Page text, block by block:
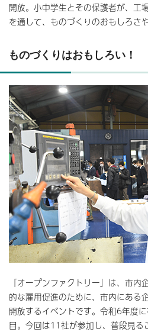
開放。小中学生とその保護者が、工
を通して、ものづくりのおもしろさ
ものづくりはおもしろい！
「オープンファクトリー」は、市
的な雇用促進のために、市内にある
開放するイベントです。令和6年度
目。今回は11社が参加し、普段見る